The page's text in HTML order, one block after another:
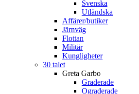
Svenska
Utländska
Affärer/butiker
Järnväg
Flottan
Militär
Kungligheter
30 talet
Greta Garbo
Graderade
Ograderade